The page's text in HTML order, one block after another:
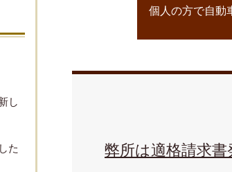
個人の方で自動
弊所は適格請求
し
た